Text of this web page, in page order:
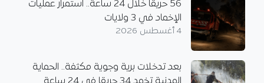
56 حريقاً خلال 24 ساعة.. استمرار عمليات
الإخماد في 3 ولايات
4 أغسطس 2026
بعد تدخلات برية وجوية مكثفة.. الحماية